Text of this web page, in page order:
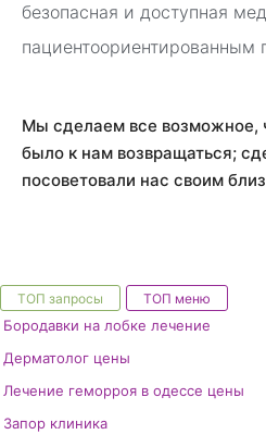
безопасная и доступная
пациентоориентированным
Мы сделаем все возможное,
было к нам возвращаться;
посоветовали нас своим
ТОП запросы ТОП меню
Бородавки на лобке лечение
Дерматолог цены
Лечение геморроя в одессе цены
Запор клиника